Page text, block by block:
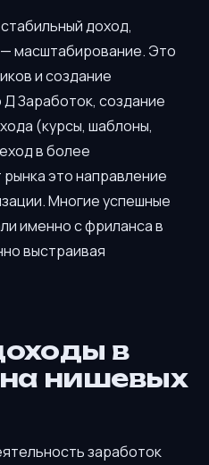
доход,
масштабирование. Это
и создание
Заработок, создание
(курсы, шаблоны,
в более
это направление
Многие успешные
именно с фриланса в
выстраивая
в
нишевых
заработок